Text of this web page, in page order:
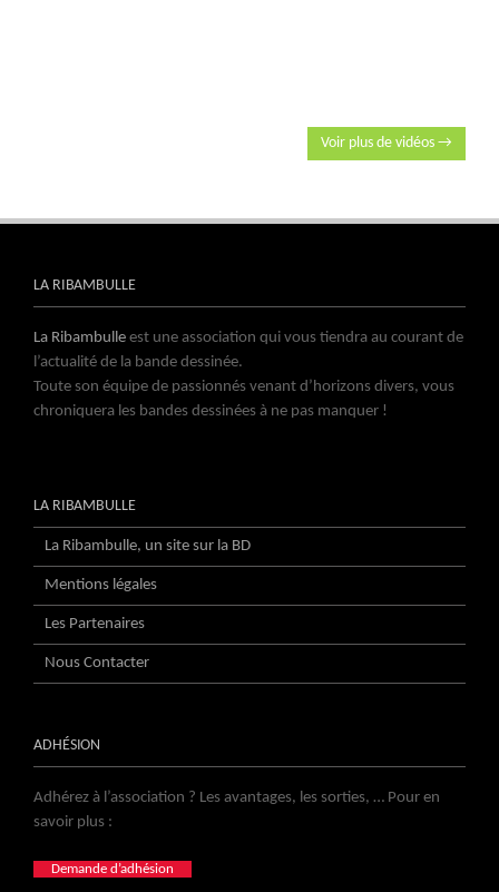
Voir plus de vidéos →
LA RIBAMBULLE
La Ribambulle est une association qui vous tiendra au courant de
l’actualité de la bande dessinée.
Toute son équipe de passionnés venant d’horizons divers, vous
chroniquera les bandes dessinées à ne pas manquer !
LA RIBAMBULLE
La Ribambulle, un site sur la BD
Mentions légales
Les Partenaires
Nous Contacter
ADHÉSION
Adhérez à l’association ? Les avantages, les sorties, … Pour en
savoir plus :
Demande d’adhésion